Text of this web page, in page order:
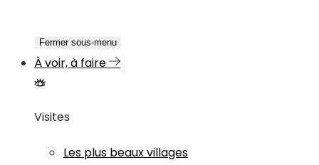
Fermer sous-menu
À voir, à faire
Visites
Les plus beaux villages